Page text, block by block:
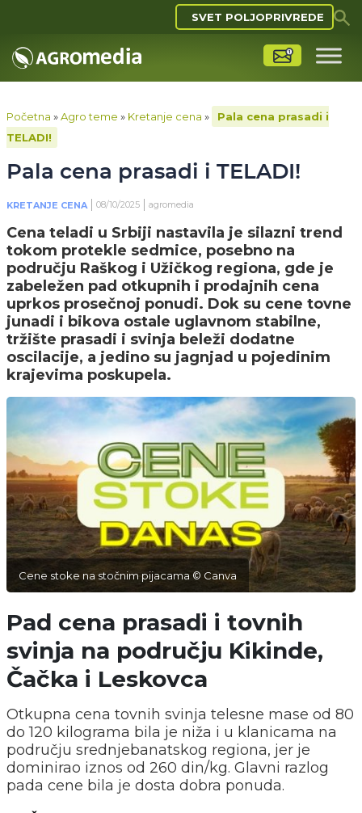
SVET POLJOPRIVREDE
Početna »Agro teme » Kretanje cena »
Pala cena prasadi i
TELADI!
Pala cena prasadi i TELADI!
KRETANJE CENA 08/10/2025 agromedia
Cena teladi u Srbiji nastavila je silazni trend
tokom protekle sedmice, posebno na
području Raškog i Užičkog regiona, gde je
zabeležen pad otkupnih i prodajnih cena
uprkos prosečnoj ponudi. Dok su cene tovne
junadi i bikova ostale uglavnom stabilne,
tržište prasadi i svinja beleži dodatne
oscilacije, a jedino su jagnjad u pojedinim
krajevima poskupela.
Cene stoke na stočnim pijacama © Canva
Pad cena prasadi i tovnih
svinja na području Kikinde,
Čačka i Leskovca
Otkupna cena tovnih svinja telesne mase od 80
do 120 kilograma bila je niža i u klanicama na
području srednjebanatskog regiona, jer je
dominirao iznos od 260 din/kg. Glavni razlog
pada cene bila je dosta dobra ponuda.